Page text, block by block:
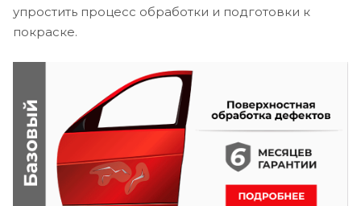
упростить процесс обработки и подготовки к
покраске.